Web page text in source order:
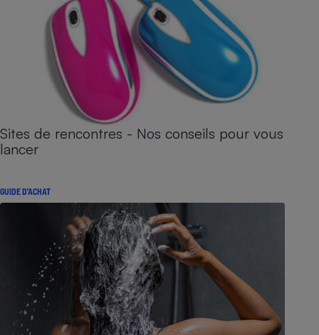
Sites de rencontres - Nos conseils pour vous
lancer
GUIDE D'ACHAT